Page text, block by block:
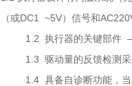
（或DC1 ~5V）信号和
1.2 执行器的关键部件 — 控
1.3 驱动量的反馈检测采用
1.4 具备自诊断功能，当发